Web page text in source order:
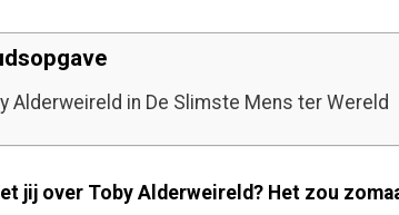
Alderweireld in De Slimste Mens ter Wereld
jij over Toby Alderweireld? Het zou